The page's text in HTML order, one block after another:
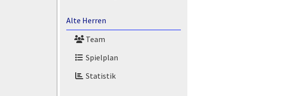
Alte Herren
Team
Spielplan
Statistik